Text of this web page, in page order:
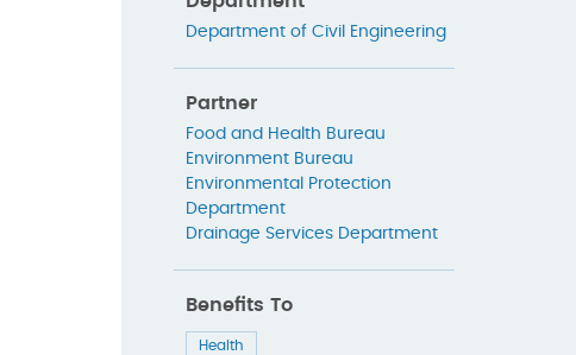
Department of Civil Engineering
Partner
Food and Health Bureau
Environment Bureau
Environmental Protection
Department
Drainage Services Department
Benefits To
Health